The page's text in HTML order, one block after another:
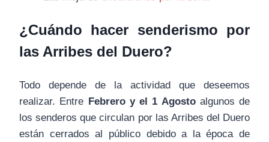
¿Cuándo hacer senderismo por
las Arribes del Duero?
Todo depende de la actividad que deseemos
realizar. Entre Febrero y el 1 Agostoalgunos de
los senderos que circulan por las Arribes del Duero
están cerrados al público debido a la época de